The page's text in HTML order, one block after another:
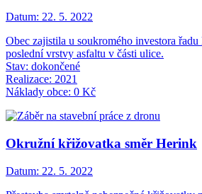
Datum: 22. 5. 2022
Obec zajistila u soukromého investora
poslední vrstvy asfaltu v části ulice.
Stav: dokončené
Realizace: 2021
Náklady obce: 0 Kč
Okružní křižovatka směr Herink
Datum: 22. 5. 2022